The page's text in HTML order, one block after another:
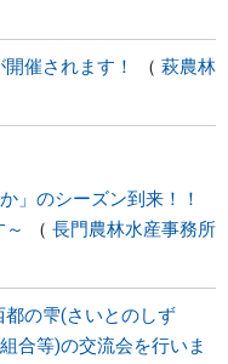
催されます！
萩農林
」のシーズン到来！！
長門農林水産事務所
の雫(さいとのしず
合等)の交流会を行いま